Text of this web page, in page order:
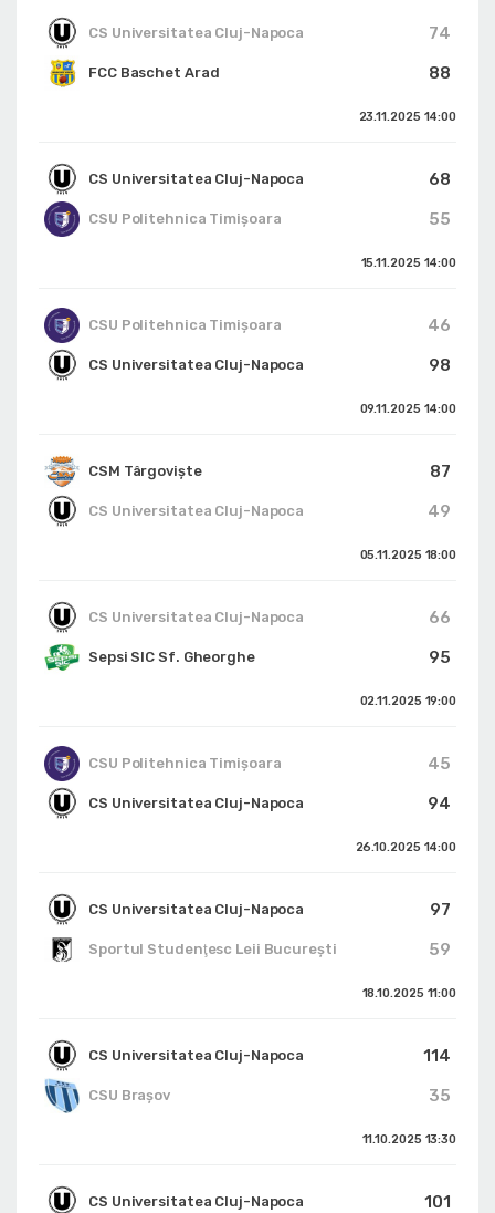
CS Universitatea Cluj-Napoca
74
88
FCC Baschet Arad
23.11.2025 14:00
CS Universitatea Cluj-Napoca
68
55
CSU Politehnica Timișoara
15.11.2025 14:00
CSU Politehnica Timișoara
46
98
CS Universitatea Cluj-Napoca
09.11.2025 14:00
CSM Târgoviște
87
49
CS Universitatea Cluj-Napoca
05.11.2025 18:00
CS Universitatea Cluj-Napoca
66
95
Sepsi SIC Sf. Gheorghe
02.11.2025 19:00
CSU Politehnica Timișoara
45
94
CS Universitatea Cluj-Napoca
26.10.2025 14:00
CS Universitatea Cluj-Napoca
97
59
Sportul Studenţesc Leii Bucureşti
18.10.2025 11:00
CS Universitatea Cluj-Napoca
114
35
CSU Braşov
11.10.2025 13:30
CS Universitatea Cluj-Napoca
101